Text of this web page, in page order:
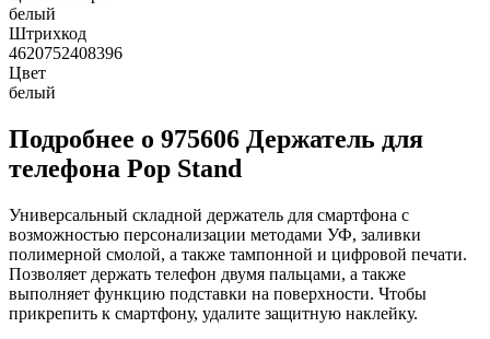
белый
Штрихкод
4620752408396
Цвет
белый
Подробнее о 975606 Держатель для
телефона Pop Stand
Универсальный складной держатель для смартфона с
возможностью персонализации методами УФ, заливки
полимерной смолой, а также тампонной и цифровой печати.
Позволяет держать телефон двумя пальцами, а также
выполняет функцию подставки на поверхности. Чтобы
прикрепить к смартфону, удалите защитную наклейку.